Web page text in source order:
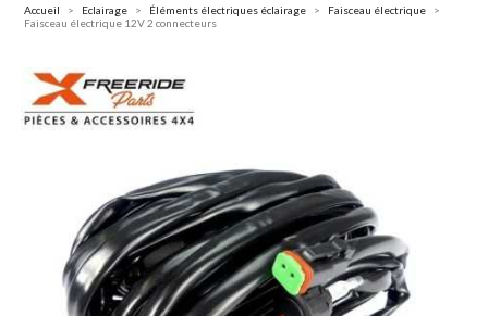
Accueil Eclairage Éléments électriques éclairage
Faisceau électrique
Faisceau électrique 12V 2 connecteurs